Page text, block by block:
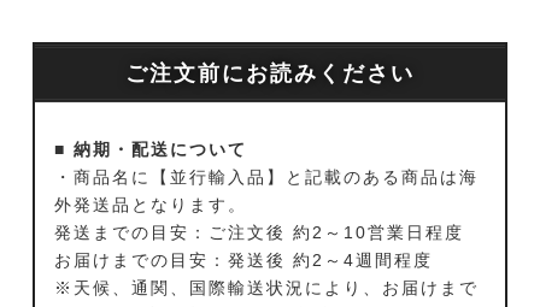
ご注文前にお読みください
■ 納期・配送について
・商品名に【並行輸入品】と記載のある商品は海
外発送品となります。
発送までの目安：ご注文後 約2～10営業日程度
お届けまでの目安：発送後 約2～4週間程度
※天候、通関、国際輸送状況により、お届けまで